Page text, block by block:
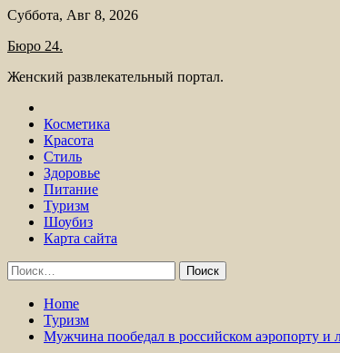
Skip
content
Суббота, Авг 8, 2026
Бюро 24.
Женский развлекательный портал.
Косметика
Красота
Стиль
Здоровье
Питание
Туризм
Шоубиз
Карта сайта
Найти:
Home
Туризм
Мужчина пообедал в российском аэропорту и